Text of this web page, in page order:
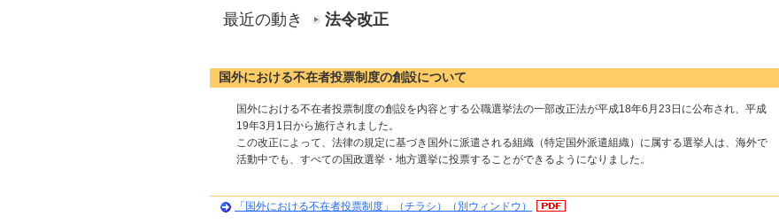
最近の動き 法令改正
国外における不在者投票制度の創設について
国外における不在者投票制度の創設を内容とする公職選挙法の一部改正法が平成18年6月23日に公布され、平成
19年3月1日から施行されました。
この改正によって、法律の規定に基づき国外に派遣される組織（特定国外派遣組織）に属する選挙人は、海外で
活動中でも、すべての国政選挙・地方選挙に投票することができるようになりました。
「国外における不在者投票制度」（チラシ）（別ウィンドウ）